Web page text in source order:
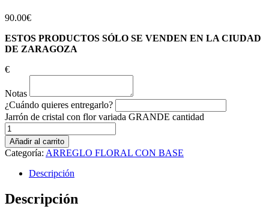
90.00€
ESTOS PRODUCTOS SÓLO SE VENDEN EN LA CIUDAD
DE ZARAGOZA
€
Notas
¿Cuándo quieres entregarlo?
Jarrón de cristal con flor variada GRANDE cantidad
Añadir al carrito
Categoría: ARREGLO FLORAL CON BASE
Descripción
Descripción